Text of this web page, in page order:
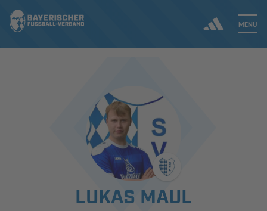
MENÜ
ERGEBNISSE & WETTBEWERBE
SPIELBETRIEB & VERBANDSLEBEN
AUSBILDUNG & FÖRDERUNGLUKAS MAUL